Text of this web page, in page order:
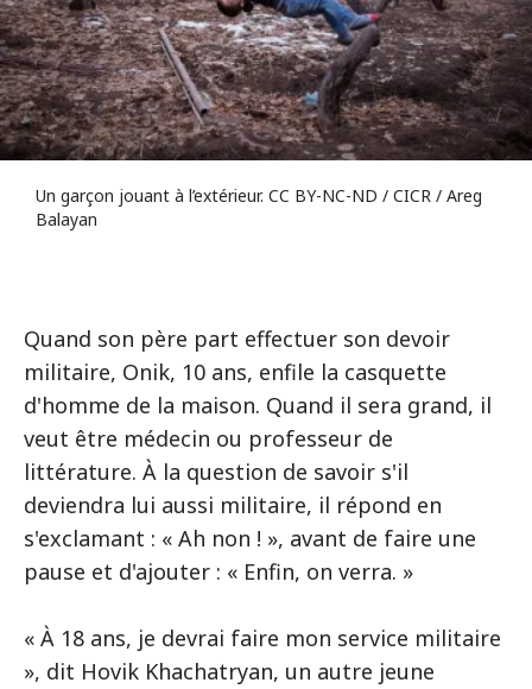
Un garçon jouant à l’extérieur. CC BY-NC-ND / CICR / Areg
Balayan
Quand son père part effectuer son devoir
militaire, Onik, 10 ans, enfile la casquette
d'homme de la maison. Quand il sera grand, il
veut être médecin ou professeur de
littérature. À la question de savoir s'il
deviendra lui aussi militaire, il répond en
s'exclamant : « Ah non ! », avant de faire une
pause et d'ajouter : « Enfin, on verra. »
« À 18 ans, je devrai faire mon service militaire
», dit Hovik Khachatryan, un autre jeune